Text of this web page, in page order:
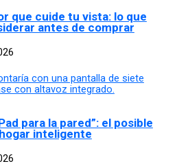
que cuide tu vista: lo que
antes de comprar
para la pared”: el posible
inteligente